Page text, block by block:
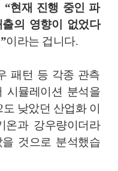
“현재 진행 중인 파
의 영향이 없었다
이라는 겁니다.
패턴 등 각종 관측
시뮬레이션 분석을
낮았던 산업화 이
온과 강우량이더라
것으로 분석했습